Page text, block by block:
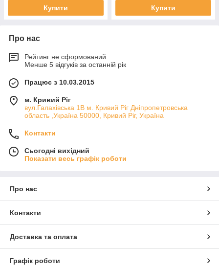
Купити Купити
Про нас
Рейтинг не сформований
Менше 5 відгуків за останній рік
Працює з 10.03.2015
м. Кривий Ріг
вул.Галахівська 1В м. Кривий Ріг Дніпропетровська
область ,Україна 50000, Кривий Ріг, Україна
Контакти
Сьогодні вихідний
Показати весь графік роботи
Про нас
Контакти
Доставка та оплата
Графік роботи